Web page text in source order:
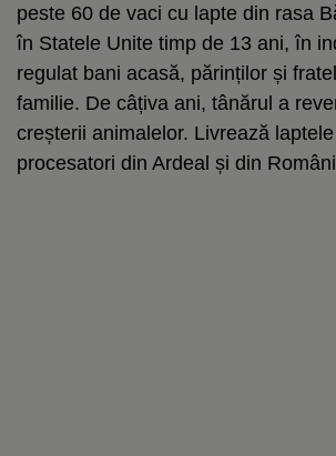
peste 60 de vaci cu lapte din rasa
în Statele Unite timp de 13 ani, în
regulat bani acasă, părinților și
familie. De câțiva ani, tânărul a
creșterii animalelor. Livrează
procesatori din Ardeal și din